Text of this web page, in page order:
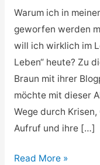
Warum ich in
geworfen werden
will ich wirklich im
Leben“ heute? Zu
Braun mit ihrer
möchte mit dieser
Wege durch
Aufruf und ihre […]
Read More »